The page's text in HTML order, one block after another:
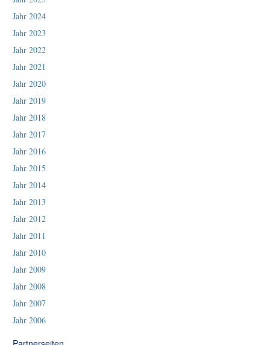
Jahr 2024
Jahr 2023
Jahr 2022
Jahr 2021
Jahr 2020
Jahr 2019
Jahr 2018
Jahr 2017
Jahr 2016
Jahr 2015
Jahr 2014
Jahr 2013
Jahr 2012
Jahr 2011
Jahr 2010
Jahr 2009
Jahr 2008
Jahr 2007
Jahr 2006